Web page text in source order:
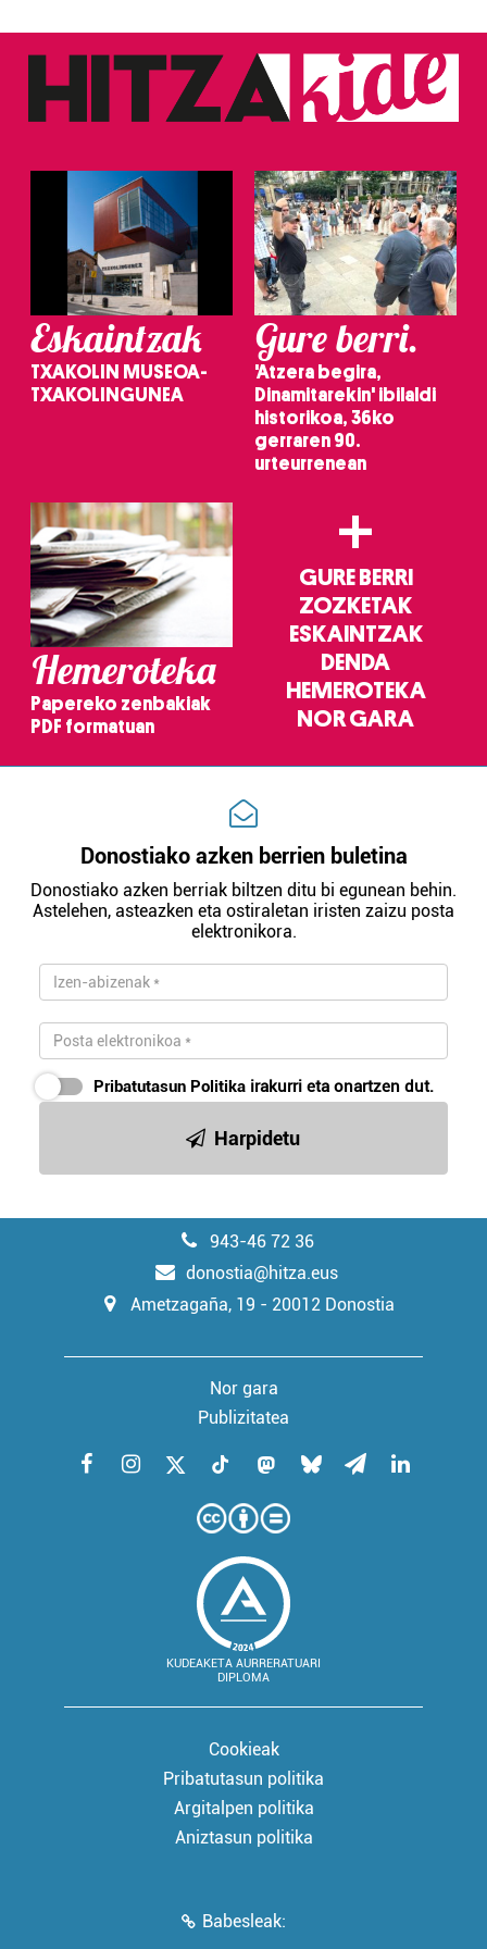
fitxategiak erabiltzen ditu. Zure esperientzia eta
zerbitzuak hobetzeko asmoz, cookie teknologiaz
baliatzen gara. Ohar hau onartuz gero, teknologia hori
erabiltzeko baimen esplizitua ematen diguzu.Gehiago
Eskaintzak
TXAKOLIN MUSEOA-
TXAKOLINGUNEA
Gure berri.
'Atzera begira,
Dinamitarekin' ibilaldi
historikoa, 36ko
gerraren 90.
urteurrenean
Hemeroteka
Papereko zenbakiak
PDF formatuan
+
GURE BERRI
ZOZKETAK
ESKAINTZAK
DENDA
HEMEROTEKA
NOR GARA
Donostiako azken berrien buletina
Donostiako azken berriak biltzen ditu bi egunean behin.
Astelehen, asteazken eta ostiraletan iristen zaizu posta
elektronikora.
Pribatutasun Politika irakurri eta onartzen dut.
Harpidetu
943-46 72 36
donostia@hitza.eus
Ametzagaña, 19 - 20012 Donostia
Nor gara
Publizitatea
KUDEAKETA AURRERATUARI
DIPLOMA
Cookieak
Pribatutasun politika
Argitalpen politika
Aniztasun politika
Babesleak: